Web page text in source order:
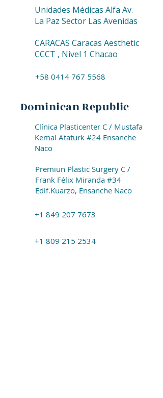
Unidades Médicas Alfa Av.
La Paz Sector Las Avenidas
CARACAS Caracas Aesthetic
CCCT , Nivel 1 Chacao
+58 0414 767 5568
Dominican Republic
Clínica Plasticenter C / Mustafa
Kemal Ataturk #24 Ensanche
Naco
Premiun Plastic Surgery C /
Frank Félix Miranda #34
Edif.Kuarzo, Ensanche Naco
+1 849 207 7673
+1 809 215 2534